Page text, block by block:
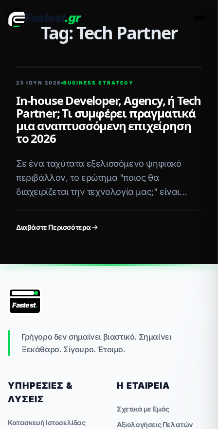
Fastest.gr
Tag: Tech Partner
23 ΙΟΥΝ 2026 BUSINESS STRATEGY
In-house Developer, Agency, ή Tech
Partner; Τι συμφέρει πραγματικά
μια αναπτυσσόμενη επιχείρηση
το 2026
Σε ένα ταχύτατα εξελισσόμενο ψηφιακό
περιβάλλον, το ερώτημα "ποιος θα
διαχειρίζεται την τεχνολογία μας;" είναι
Tech Partners.
Διαβάστε Περισσότερα
Fastest.
Γρήγορο δεν σημαίνει βιαστικό. Σημαίνει
Ξεκάθαρο. Σίγουρο. Έτοιμο.
ΥΠΗΡΕΣΊΕΣ &
ΛΎΣΕΙΣ
Κατασκευή Ιστοσελίδας
Η ΕΤΑΙΡΕΊΑ
Σχετικά με Εμάς
Αξιολογήσεις Πελατών